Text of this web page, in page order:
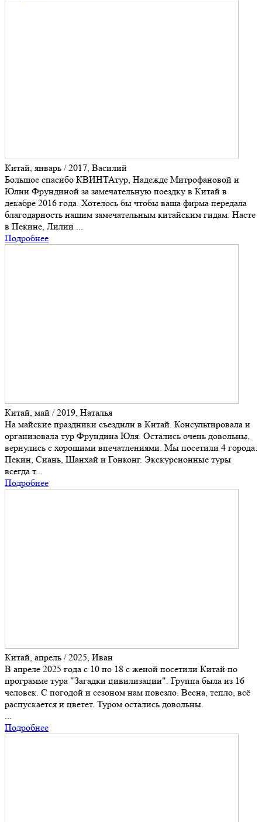
Китай, январь / 2017, Василий
Большое спасибо КВИНТАтур, Надежде Митрофановой и
Юлии Фрундиной за замечательную поездку в Китай в
декабре 2016 года. Хотелось бы чтобы ваша фирма передала
благодарность нашим замечательным китайским гидам: Насте
в Пекине, Лилии ...
Подробнее
Китай, май / 2019, Наталья
На майские праздники съездили в Китай. Консультировала и
организовала тур Фрундина Юля. Остались очень довольны,
вернулись с хорошими впечатлениями. Мы посетили 4 города:
Пекин, Сиань, Шанхай и Гонконг. Экскурсионные туры
всегда т...
Подробнее
Китай, апрель / 2025, Иван
В апреле 2025 года с 10 по 18 с женой посетили Китай по
программе тура "Загадки цивилизации". Группа была из 16
человек. С погодой и сезоном нам повезло. Весна, тепло, всё
распускается и цветет. Туром остались довольны.
...
Подробнее